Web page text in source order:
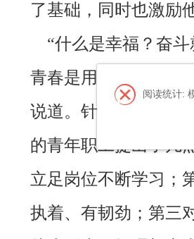
了基础，同时也激励
“什么是幸福？奋
青春是用来回忆的。
说道。针对公司年轻
的青年职工提出了几
立足岗位不断学习；
执着、有韧劲；第三
阅读统计: